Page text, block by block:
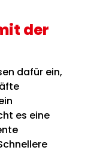
der
dafür ein,
es eine